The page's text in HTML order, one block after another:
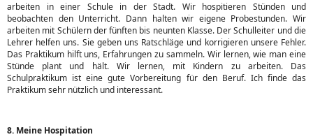
arbeiten in einer Schule in der Stadt. Wir hospitieren Stünden und
beobachten den Unterricht. Dann halten wir eigene Probestunden. Wir
arbeiten mit Schülern der fünften bis neunten Klasse. Der Schulleiter und die
Lehrer helfen uns. Sie geben uns Ratschläge und korrigieren unsere Fehler.
Das Praktikum hilft uns, Erfahrungen zu sammeln. Wir lernen, wie man eine
Stünde plant und hält. Wir lernen, mit Kindern zu arbeiten. Das
Schulpraktikum ist eine gute Vorbereitung für den Beruf. Ich finde das
Praktikum sehr nützlich und interessant.
8. Meine Hospitation